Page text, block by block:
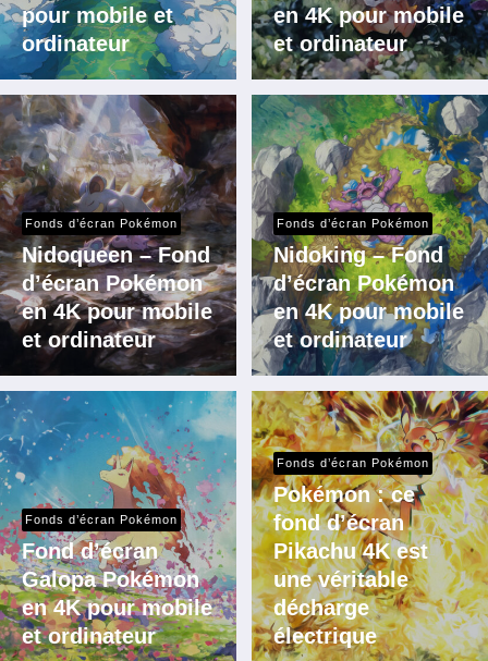
pour mobile et
ordinateur
en 4K pour mobile
et ordinateur
Fonds d’écran Pokémon
Nidoqueen – Fond
d’écran Pokémon
en 4K pour mobile
et ordinateur
Fonds d’écran Pokémon
Nidoking – Fond
d’écran Pokémon
en 4K pour mobile
et ordinateur
Fonds d’écran Pokémon
Fond d’écran
Galopa Pokémon
en 4K pour mobile
et ordinateur
Fonds d’écran Pokémon
Pokémon : ce
fond d’écran
Pikachu 4K est
une véritable
décharge
électrique